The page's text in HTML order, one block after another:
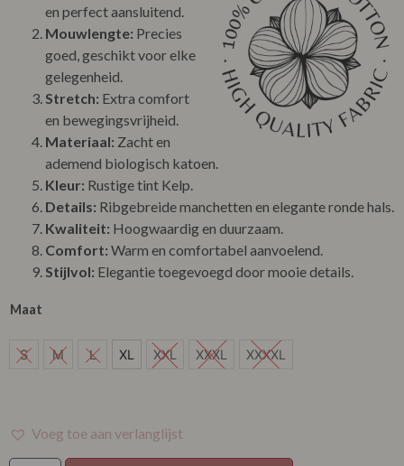
en perfect aansluitend.
Mouwlengte: Precies
goed, geschikt voor elke
gelegenheid.
Stretch: Extra comfort
en bewegingsvrijheid.
Materiaal: Zacht en
ademend biologisch katoen.
Kleur: Rustige tint Kelp.
Details: Ribgebreide manchetten en elegante ronde hals.
Kwaliteit: Hoogwaardig en duurzaam.
Comfort: Warm en comfortabel aanvoelend.
Stijlvol: Elegantie toegevoegd door mooie details.
Maat
S
XL
S M L XL XXL XXXL XXXXL
Voeg toe aan verlanglijst